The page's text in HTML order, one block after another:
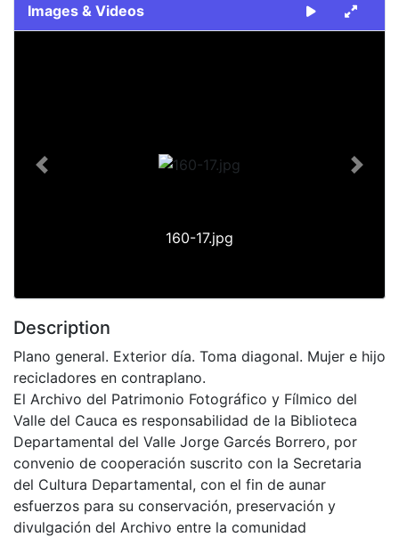
Images & Videos
160-17.jpg
Previous Next
Description
Plano general. Exterior día. Toma diagonal. Mujer e hijo
recicladores en contraplano.
El Archivo del Patrimonio Fotográfico y Fílmico del
Valle del Cauca es responsabilidad de la Biblioteca
Departamental del Valle Jorge Garcés Borrero, por
convenio de cooperación suscrito con la Secretaria
del Cultura Departamental, con el fin de aunar
esfuerzos para su conservación, preservación y
divulgación del Archivo entre la comunidad